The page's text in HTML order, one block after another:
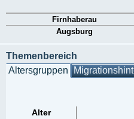
Firnhaberau
Augsburg
Themenbereich
Altersgruppen
Alter